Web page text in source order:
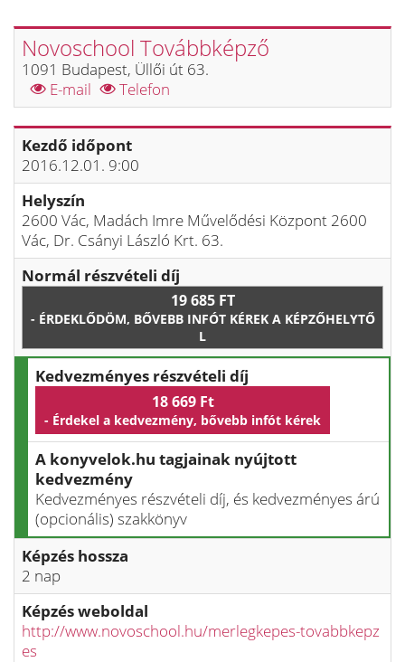
Novoschool Továbbképző
1091 Budapest, Üllői út 63.
E-mail
Telefon
Kezdő időpont
2016.12.01. 9:00
Helyszín
2600 Vác, Madách Imre Művelődési Központ 2600
Vác, Dr. Csányi László Krt. 63.
Normál részvételi díj
19 685 FT
- ÉRDEKLŐDÖM, BŐVEBB INFÓT KÉREK A KÉPZŐHELYTŐ
L
Kedvezményes részvételi díj
18 669 Ft
- Érdekel a kedvezmény, bővebb infót kérek
A konyvelok.hu tagjainak nyújtott
kedvezmény
Kedvezményes részvételi díj, és kedvezményes árú
(opcionális) szakkönyv
Képzés hossza
2 nap
Képzés weboldal
http://www.novoschool.hu/merlegkepes-tovabbkepz
es